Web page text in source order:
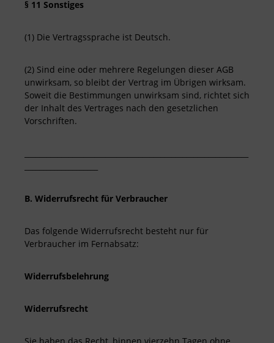
§ 11 Sonstiges
(1) Die Vertragssprache ist Deutsch.
(2) Sind eine oder mehrere Regelungen dieser AGB
unwirksam, so bleibt der Vertrag im Übrigen wirksam.
Soweit die Bestimmungen unwirksam sind, richtet sich
der Inhalt des Vertrages nach den gesetzlichen
Vorschriften.
B. Widerrufsrecht für Verbraucher
Das folgende Widerrufsrecht besteht nur für
Verbraucher im Fernabsatz:
Widerrufsbelehrung
Widerrufsrecht
Sie haben das Recht, binnen vierzehn Tagen ohne